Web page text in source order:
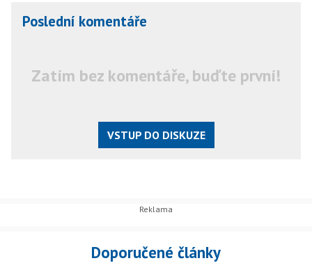
Poslední komentáře
Zatím bez komentáře, buďte první!
VSTUP DO DISKUZE
Doporučené články